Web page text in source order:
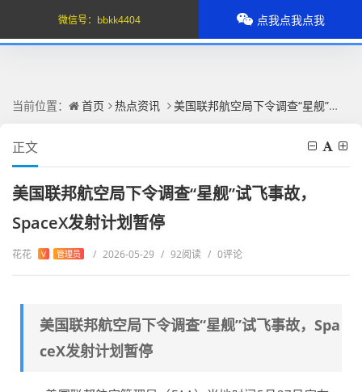
当前位置： 首页 热点资讯 美国联邦航空局下令调查“星舰”试飞事故，SpaceX发射计划暂停
正文
美国联邦航空局下令调查“星舰”试飞事故，
SpaceX发射计划暂停
花花 V 管理员 / 2026-05-29 / 92阅读 / 0评论
美国联邦航空局下令调查“星舰”试飞事故，Spa
ceX发射计划暂停
微信号： bbkk4404 点我点我点我